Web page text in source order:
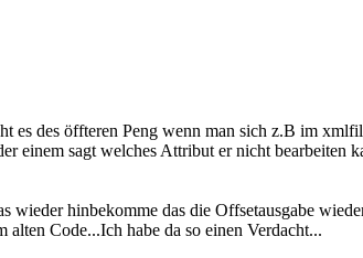
es des öffteren Peng wenn man sich z.B im
einem sagt welches Attribut er nicht
wieder hinbekomme das die Offsetausgabe
Code...Ich habe da so einen Verdacht...